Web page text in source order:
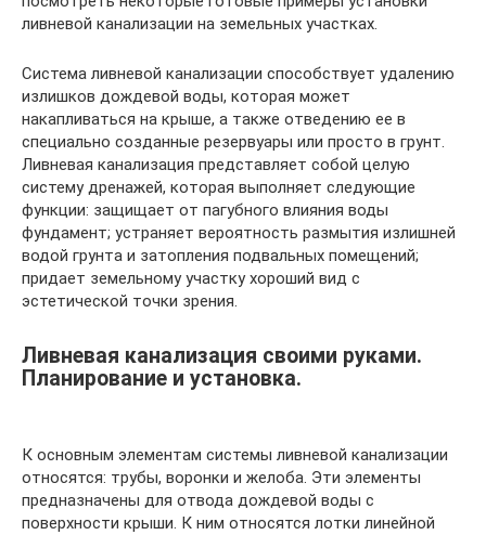
ливневой канализации на земельных участках.
Система ливневой канализации способствует удалению
излишков дождевой воды, которая может
накапливаться на крыше, а также отведению ее в
специально созданные резервуары или просто в грунт.
Ливневая канализация представляет собой целую
систему дренажей, которая выполняет следующие
функции: защищает от пагубного влияния воды
фундамент; устраняет вероятность размытия излишней
водой грунта и затопления подвальных помещений;
придает земельному участку хороший вид с
эстетической точки зрения.
Ливневая канализация своими руками.
Планирование и установка.
К основным элементам системы ливневой канализации
относятся: трубы, воронки и желоба. Эти элементы
предназначены для отвода дождевой воды с
поверхности крыши. К ним относятся лотки линейной